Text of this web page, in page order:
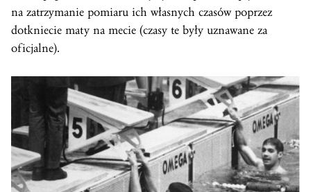
na zatrzymanie pomiaru ich własnych czasów poprzez
dotkniecie maty na mecie (czasy te były uznawane za
oficjalne).